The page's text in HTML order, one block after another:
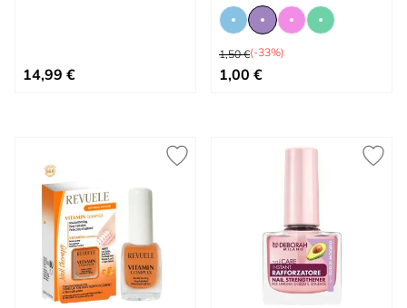
14,99 €
Prix normal
1,50 €(-33%)
À partir de
1,00 €